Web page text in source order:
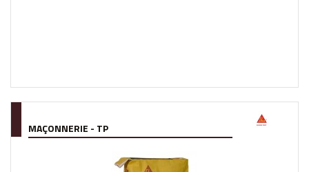
MAÇONNERIE - TP